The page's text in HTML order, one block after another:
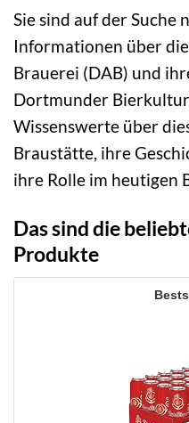
Sie sind auf der Suche
Informationen über
Brauerei (DAB) und
Dortmunder
Wissenswerte über
Braustätte, ihre
ihre Rolle im heutigen
Das sind die
Produkte